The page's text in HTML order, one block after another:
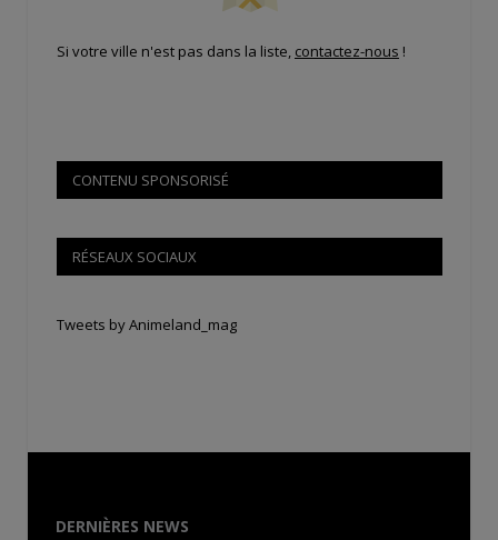
Si votre ville n'est pas dans la liste, contactez-nous !
CONTENU SPONSORISÉ
RÉSEAUX SOCIAUX
Tweets by Animeland_mag
DERNIÈRES NEWS